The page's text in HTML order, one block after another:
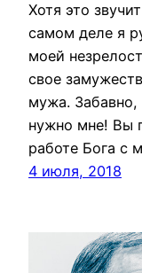
Хотя это
самом деле я
моей
свое
мужа. Забавно,
нужно мне! Вы
работе Бога с
4 июля, 2018